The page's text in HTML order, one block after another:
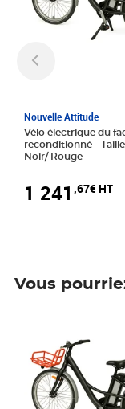
Nouvelle Attitude
Vélo électrique du
reconditionné - Taille normale -
Noir/ Rouge
1 241 ,67€ HT
Vous